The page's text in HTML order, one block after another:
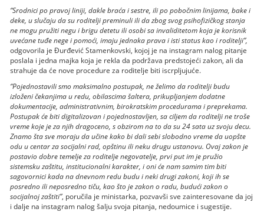
“Srodnici po pravoj liniji, dakle braća i sestre, ili po pobočnim linijama, bake i
deke, u slučaju da su roditelji preminuli ili da zbog svog psihofizičkog stanja
ne mogu pružiti negu i brigu detetu ili osobi sa invaliditetom koja je korisnik
uvećane tuđe nege i pomoći, imaju jednaka prava i isti status kao i roditelji”,
odgovorila je Đurđević Stamenkovski, kojoj je na instagram nalog pitanje
poslala i jedna majka koja je rekla da podržava predstojeći zakon, ali da
strahuje da će nove procedure za roditelje biti iscrpljujuće.
“Pojednostavili smo maksimalno postupak, ne želimo da roditelji budu
izloženi čekanjima u redu, obilascima šaltera, prikupljanjem dodatne
dokumentacije, administrativnim, birokratskim procedurama i preprekama.
Postupak će biti digitalizovan i pojednostavljen, sa ciljem da roditelji ne troše
vreme koje je za njih dragoceno, s obzirom na to da su 24 sata uz svoju decu.
Znamo šta sve moraju da učine kako bi dali sebi slobodno vreme da uopšte
odu u centar za socijalni rad, opštinu ili neku drugu ustanovu. Ovaj zakon je
postavio dobre temelje za roditelje negovatelje, prvi put im je pružio
sistemsku zaštitu, institucionalni karakter, i oni će nam samim tim biti
sagovornici kada na dnevnom redu budu i neki drugi zakoni, koji ih se
posredno ili neposredno tiču, kao što je zakon o radu, budući zakon o
socijalnoj zaštiti”, poručila je ministarka, pozvavši sve zainteresovane da joj
i dalje na instagram nalog šalju svoja pitanja, nedoumice i sugestije.